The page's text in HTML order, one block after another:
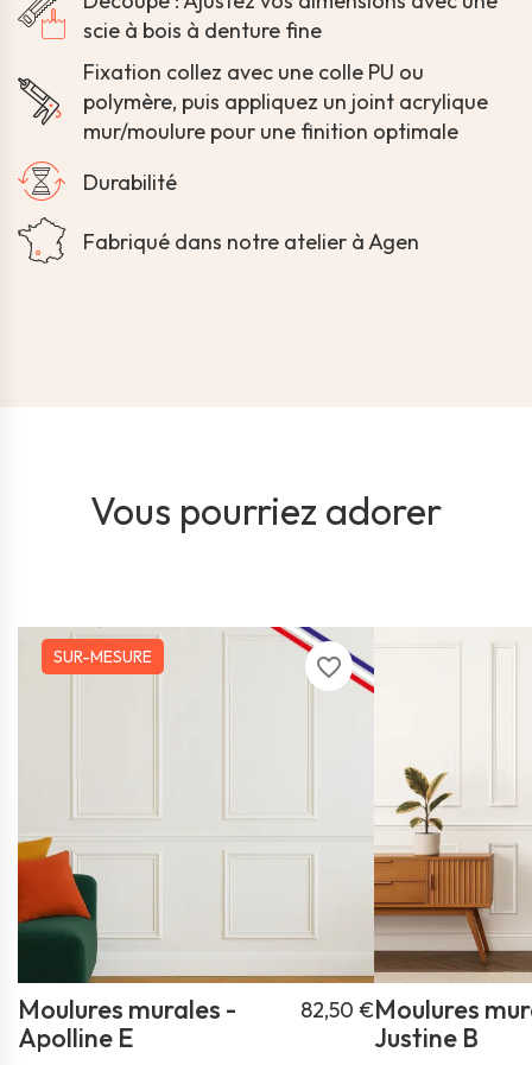
scie à bois à denture fine
Fixation collez avec une colle PU ou
polymère, puis appliquez un joint acrylique
mur/moulure pour une finition optimale
Durabilité
Fabriqué dans notre atelier à Agen
Vous pourriez adorer
favorite_border
Moulures murales -
Apolline E
82,50 €
SUR-MESURE
Moulures
Justine B